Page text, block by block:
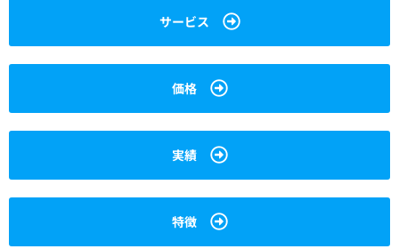
サービス
価格
実績
特徴